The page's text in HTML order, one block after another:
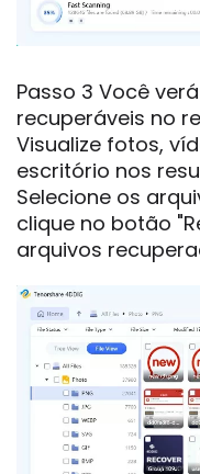
Passo 3 Você
recuperáveis no
Visualize fotos,
escritório nos
Selecione os
clique no botão
arquivos